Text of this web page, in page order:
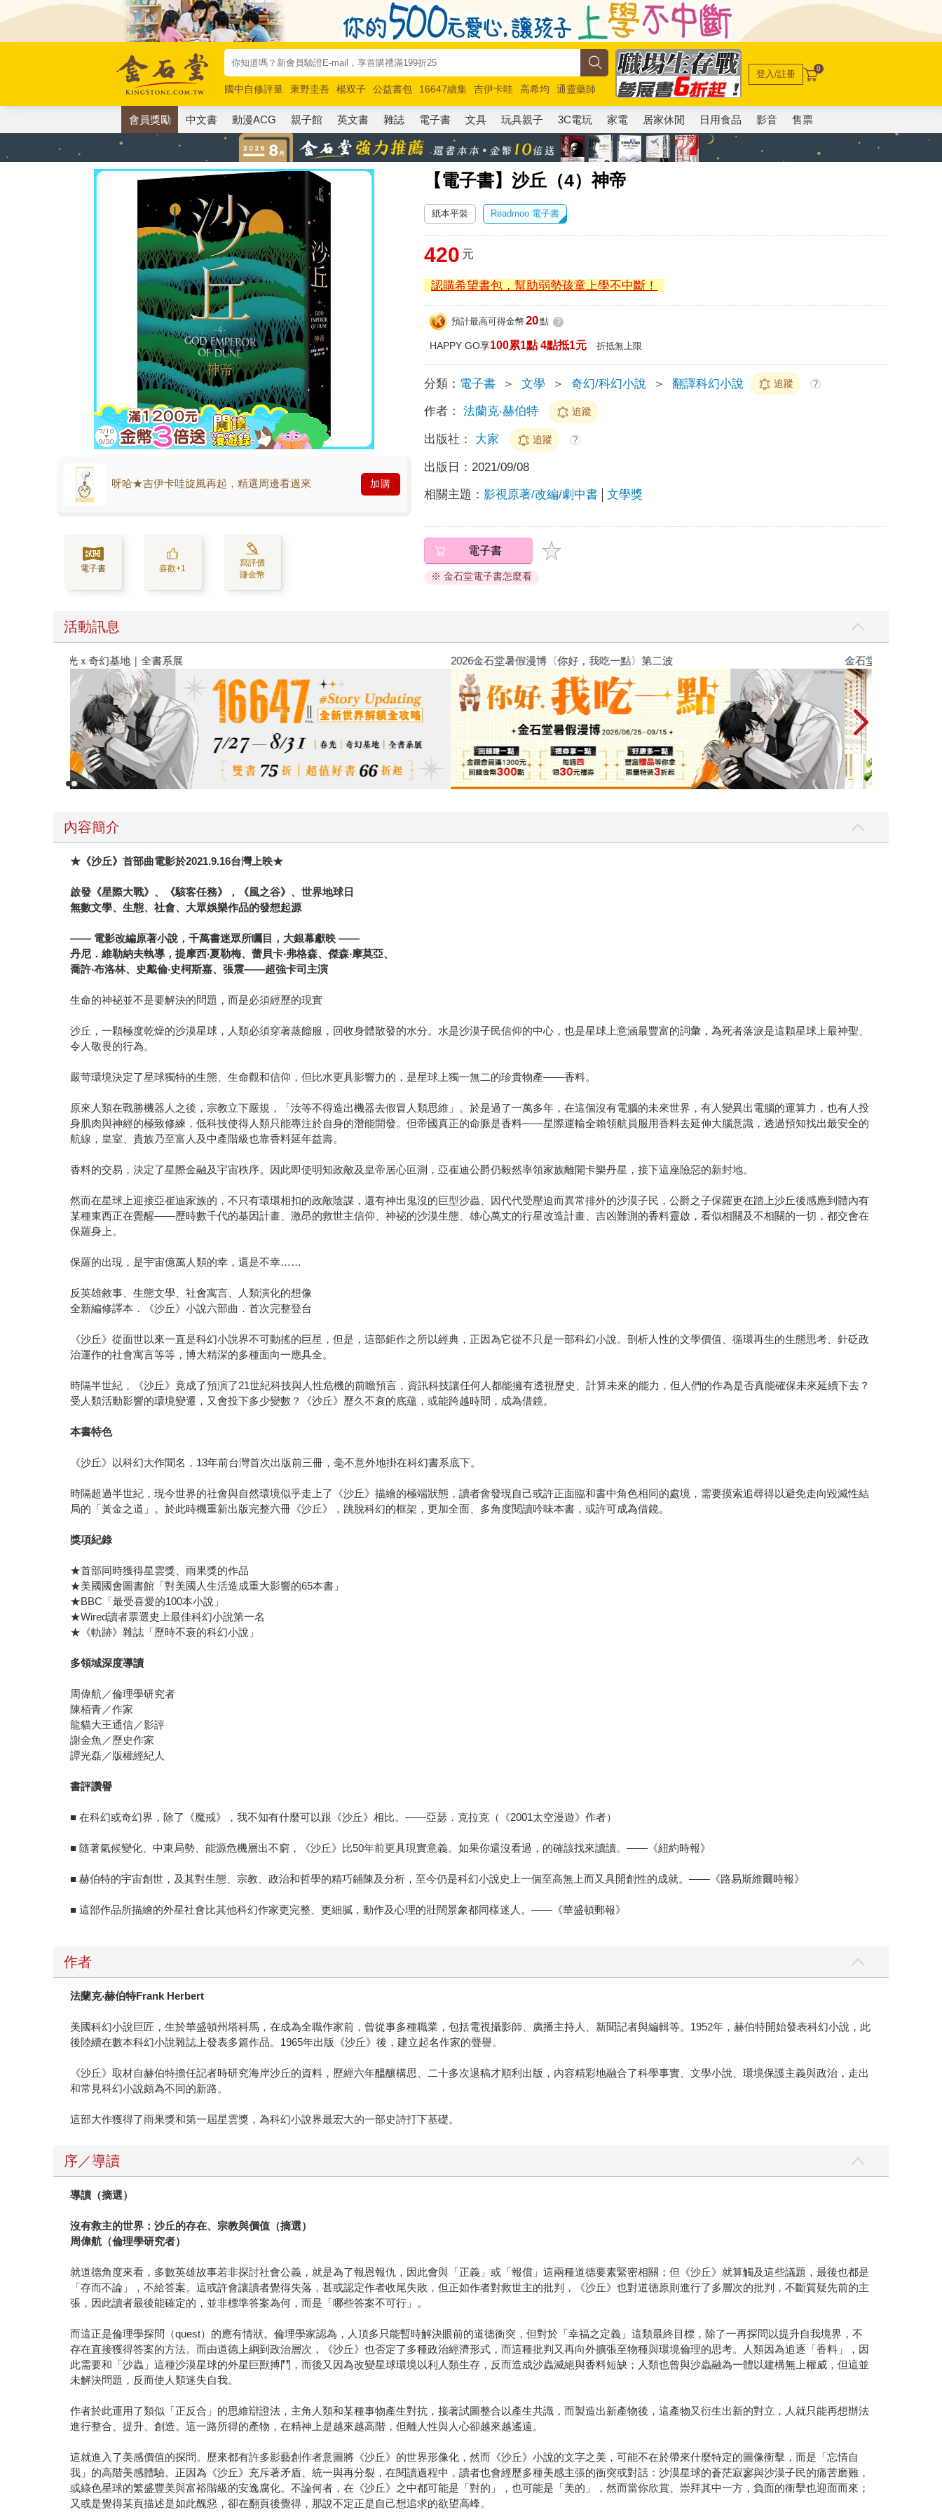
國中自修評量 東野圭吾 楊双子 公益書包 16647續集 吉伊卡哇 高希均
通靈藥師
唯紅花綻放
奧德賽 路邊攤新作 馬斯克 玩具總動員5 超慢跑
登入/註冊 0
會員獎勵 中文書 動漫ACG 親子館 英文書 雜誌 電子書 文具 玩具親子 3C電玩 家電 居家休閒 日用食品 影音 售票
【電子書】沙丘（4）神帝
呀哈★吉伊卡哇旋風再起，精選周邊看過來 加購
電子書 喜歡+1
寫評價
賺金幣
紙本平裝 Readmoo 電子書
420 元
認購希望書包，幫助弱勢孩童上學不中斷！
預計最高可得金幣 20點 ?
HAPPY GO享100累1點 4點抵1元 折抵無上限
分類： 電子書 ＞ 文學 ＞ 奇幻/科幻小說 ＞ 翻譯科幻小說 追蹤 ?
作者： 法蘭克‧赫伯特 追蹤
出版社： 大家 追蹤 ?
出版日： 2021/09/08
相關主題：影視原著/改編/劇中書 文學獎
電子書
※ 金石堂電子書怎麼看
活動訊息
春光ｘ奇幻基地｜全書系展 2026金石堂暑假漫博〈你好，我吃一點〉第二波 金石堂2026海
內容簡介
★ 《沙丘》首部曲電影於2021.9.16台灣上映★
啟發《星際大戰》、《駭客任務》，《風之谷》、世界地球日
無數文學、生態、社會、大眾娛樂作品的發想起源
—— 電影改編原著小說，千萬書迷眾所矚目，大銀幕獻映 ——
丹尼．維勒納夫執導，提摩西‧夏勒梅、蕾貝卡‧弗格森、傑森‧摩莫亞、
喬許‧布洛林、史戴倫‧史柯斯嘉、張震——超強卡司主演
生命的神袐並不是要解決的問題，而是必須經歷的現實
沙丘，一顆極度乾燥的沙漠星球，人類必須穿著蒸餾服，回收身體散發的水分。水是沙漠子民信仰的中心，也是星球上意涵最豐富的詞彙，為死者落淚是這顆星球上最神聖、
令人敬畏的行為。
嚴苛環境決定了星球獨特的生態、生命觀和信仰，但比水更具影響力的，是星球上獨一無二的珍貴物產——香料。
原來人類在戰勝機器人之後，宗教立下嚴規，「汝等不得造出機器去假冒人類思維」。於是過了一萬多年，在這個沒有電腦的未來世界，有人變異出電腦的運算力，也有人投
身肌肉與神經的極致修練，低科技使得人類只能專注於自身的潛能開發。但帝國真正的命脈是香料——星際運輸全賴領航員服用香料去延伸大腦意識，透過預知找出最安全的
航線，皇室、貴族乃至富人及中產階級也靠香料延年益壽。
香料的交易，決定了星際金融及宇宙秩序。因此即使明知政敵及皇帝居心叵測，亞崔迪公爵仍毅然率領家族離開卡樂丹星，接下這座險惡的新封地。
然而在星球上迎接亞崔迪家族的，不只有環環相扣的政敵陰謀，還有神出鬼沒的巨型沙蟲、因代代受壓迫而異常排外的沙漠子民，公爵之子保羅更在踏上沙丘後感應到體內有
某種東西正在覺醒——歷時數千代的基因計畫、激昂的救世主信仰、神袐的沙漠生態、雄心萬丈的行星改造計畫、吉凶難測的香料靈啟，看似相關及不相關的一切，都交會在
保羅身上。
保羅的出現，是宇宙億萬人類的幸，還是不幸……
反英雄敘事、生態文學、社會寓言、人類演化的想像
全新編修譯本．《沙丘》小說六部曲．首次完整登台
《沙丘》從面世以來一直是科幻小說界不可動搖的巨星，但是，這部鉅作之所以經典，正因為它從不只是一部科幻小說。剖析人性的文學價值、循環再生的生態思考、針砭政
治運作的社會寓言等等，博大精深的多種面向一應具全。
時隔半世紀，《沙丘》竟成了預演了21世紀科技與人性危機的前瞻預言，資訊科技讓任何人都能擁有透視歷史、計算未來的能力，但人們的作為是否真能確保未來延續下去？
受人類活動影響的環境變遷，又會投下多少變數？《沙丘》歷久不衰的底蘊，或能跨越時間，成為借鏡。
本書特色
《沙丘》以科幻大作聞名，13年前台灣首次出版前三冊，毫不意外地掛在科幻書系底下。
時隔超過半世紀，現今世界的社會與自然環境似乎走上了《沙丘》描繪的極端狀態，讀者會發現自己或許正面臨和書中角色相同的處境，需要摸索追尋得以避免走向毀滅性結
局的「黃金之道」。於此時機重新出版完整六冊《沙丘》，跳脫科幻的框架，更加全面、多角度閱讀吟味本書，或許可成為借鏡。
獎項紀錄
★首部同時獲得星雲獎、雨果獎的作品
★美國國會圖書館「對美國人生活造成重大影響的65本書」
★BBC「最受喜愛的100本小說」
★Wired讀者票選史上最佳科幻小說第一名
★《軌跡》雜誌「歷時不衰的科幻小說」
多領域深度導讀
周偉航／倫理學研究者
陳栢青／作家
龍貓大王通信／影評
謝金魚／歷史作家
譚光磊／版權經紀人
書評讚譽
■ 在科幻或奇幻界，除了《魔戒》，我不知有什麼可以跟《沙丘》相比。——亞瑟．克拉克（《2001太空漫遊》作者）
■ 隨著氣候變化、中東局勢、能源危機層出不窮，《沙丘》比50年前更具現實意義。如果你還沒看過，的確該找來讀讀。——《紐約時報》
■ 赫伯特的宇宙創世，及其對生態、宗教、政治和哲學的精巧鋪陳及分析，至今仍是科幻小說史上一個至高無上而又具開創性的成就。——《路易斯維爾時報》
■ 這部作品所描繪的外星社會比其他科幻作家更完整、更細膩，動作及心理的壯闊景象都同樣迷人。——《華盛頓郵報》
作者
法蘭克‧赫伯特Frank Herbert
美國科幻小說巨匠，生於華盛頓州塔科馬，在成為全職作家前，曾從事多種職業，包括電視攝影師、廣播主持人、新聞記者與編輯等。1952年，赫伯特開始發表科幻小說，此
後陸續在數本科幻小說雜誌上發表多篇作品。1965年出版《沙丘》後，建立起名作家的聲譽。
《沙丘》取材自赫伯特擔任記者時研究海岸沙丘的資料，歷經六年醞釀構思、二十多次退稿才順利出版，內容精彩地融合了科學事實、文學小說、環境保護主義與政治，走出
和常見科幻小說頗為不同的新路。
這部大作獲得了雨果獎和第一屆星雲獎，為科幻小說界最宏大的一部史詩打下基礎。
序／導讀
導讀（摘選）
沒有救主的世界：沙丘的存在、宗教與價值（摘選）
周偉航（倫理學研究者）
就道德角度來看，多數英雄故事若非探討社會公義，就是為了報恩報仇，因此會與「正義」或「報償」這兩種道德要素緊密相關；但《沙丘》就算觸及這些議題，最後也都是
「存而不論」，不給答案。這或許會讓讀者覺得失落，甚或認定作者收尾失敗，但正如作者對救世主的批判，《沙丘》也對道德原則進行了多層次的批判，不斷質疑先前的主
張，因此讀者最後能確定的，並非標準答案為何，而是「哪些答案不可行」。
而這正是倫理學探問（quest）的應有情狀。倫理學家認為，人頂多只能暫時解決眼前的道德衝突，但對於「幸福之定義」這類最終目標，除了一再探問以提升自我境界，不
存在直接獲得答案的方法。而由道德上綱到政治層次，《沙丘》也否定了多種政治經濟形式，而這種批判又再向外擴張至物種與環境倫理的思考。人類因為追逐「香料」，因
此需要和「沙蟲」這種沙漠星球的外星巨獸搏鬥，而後又因為改變星球環境以利人類生存，反而造成沙蟲滅絕與香料短缺；人類也曾與沙蟲融為一體以建構無上權威，但這並
未解決問題，反而使人類迷失自我。
作者於此運用了類似「正反合」的思維辯證法，主角人類和某種事物產生對抗，接著試圖整合以產生共識，而製造出新產物後，這產物又衍生出新的對立，人就只能再想辦法
進行整合、提升、創造。這一路所得的產物，在精神上是越來越高階，但離人性與人心卻越來越遙遠。
這就進入了美感價值的探問。歷來都有許多影藝創作者意圖將《沙丘》的世界形像化，然而《沙丘》小說的文字之美，可能不在於帶來什麼特定的圖像衝擊，而是「忘情自
我」的高階美感體驗。正因為《沙丘》充斥著矛盾、統一與再分裂，在閱讀過程中，讀者也會經歷多種美感主張的衝突或對話：沙漠星球的蒼茫寂寥與沙漠子民的痛苦磨難，
或綠色星球的繁盛豐美與富裕階級的安逸腐化。不論何者，在《沙丘》之中都可能是「對的」，也可能是「美的」，然而當你欣賞、崇拜其中一方，負面的衝擊也迎面而來；
又或是覺得某頁描述是如此醜惡，卻在翻頁後覺得，那說不定正是自己想追求的欲望高峰。